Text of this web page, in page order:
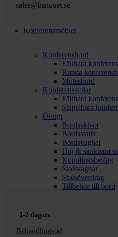
sales@banquet.se
Konferensmöbler
Konferensbord
Fällbara
Runda
Mötesbord
Konferensstolar
Fällbara
Stapelbara
Övrigt
Bordsskivor
Bordsstativ
Bordsvagnar
Höj & sänkbara
Kopplingsbeslag
Stolsvagnar
Stolsöverdrag
Tillbehör till bord
1-2 dagars
Behandlingstid